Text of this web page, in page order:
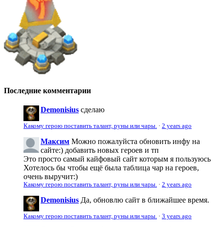
Последние комментарии
Demonisius сделаю
Какому герою поставить талант, руны или чары. · 2 years ago
Максим Можно пожалуйста обновить инфу на
сайте:) добавить новых героев и тп
Это просто самый кайфовый сайт которым я пользуюсь
Хотелось бы чтобы ещё была таблица чар на героев,
очень выручит:)
Какому герою поставить талант, руны или чары. · 2 years ago
Demonisius Да, обновлю сайт в ближайшее время.
Какому герою поставить талант, руны или чары. · 3 years ago